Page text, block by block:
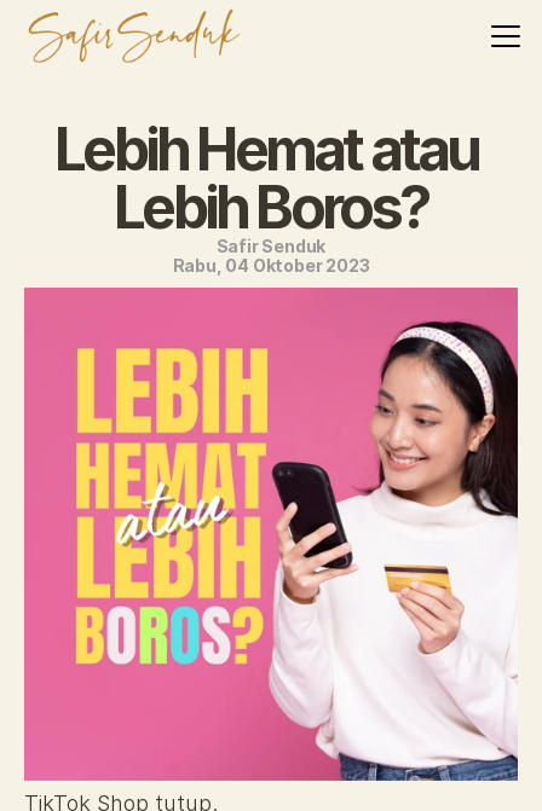
Lebih Hemat atau
Lebih Boros?
Safir Senduk
Rabu, 04 Oktober 2023
TikTok Shop tutup.